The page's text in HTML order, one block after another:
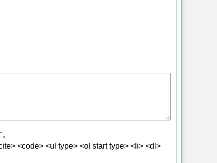
<code> <ul type> <ol start type> <li> <dl>